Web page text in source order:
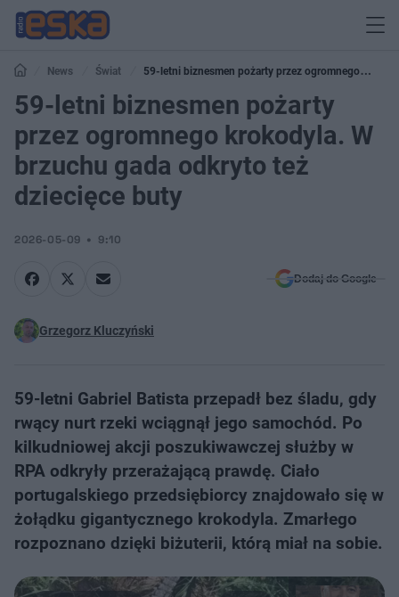
News Świat
59-letni biznesmen pożarty przez ogromnego
krokodyla. W brzuchu gada odkryto też dziecięce buty
59-letni biznesmen pożarty
przez ogromnego krokodyla. W
brzuchu gada odkryto też
dziecięce buty
2026-05-09 9:10
Dodaj do Google
Grzegorz Kluczyński
59-letni Gabriel Batista przepadł bez śladu, gdy
rwący nurt rzeki wciągnął jego samochód. Po
kilkudniowej akcji poszukiwawczej służby w
RPA odkryły przerażającą prawdę. Ciało
portugalskiego przedsiębiorcy znajdowało się w
żołądku gigantycznego krokodyla. Zmarłego
rozpoznano dzięki biżuterii, którą miał na sobie.